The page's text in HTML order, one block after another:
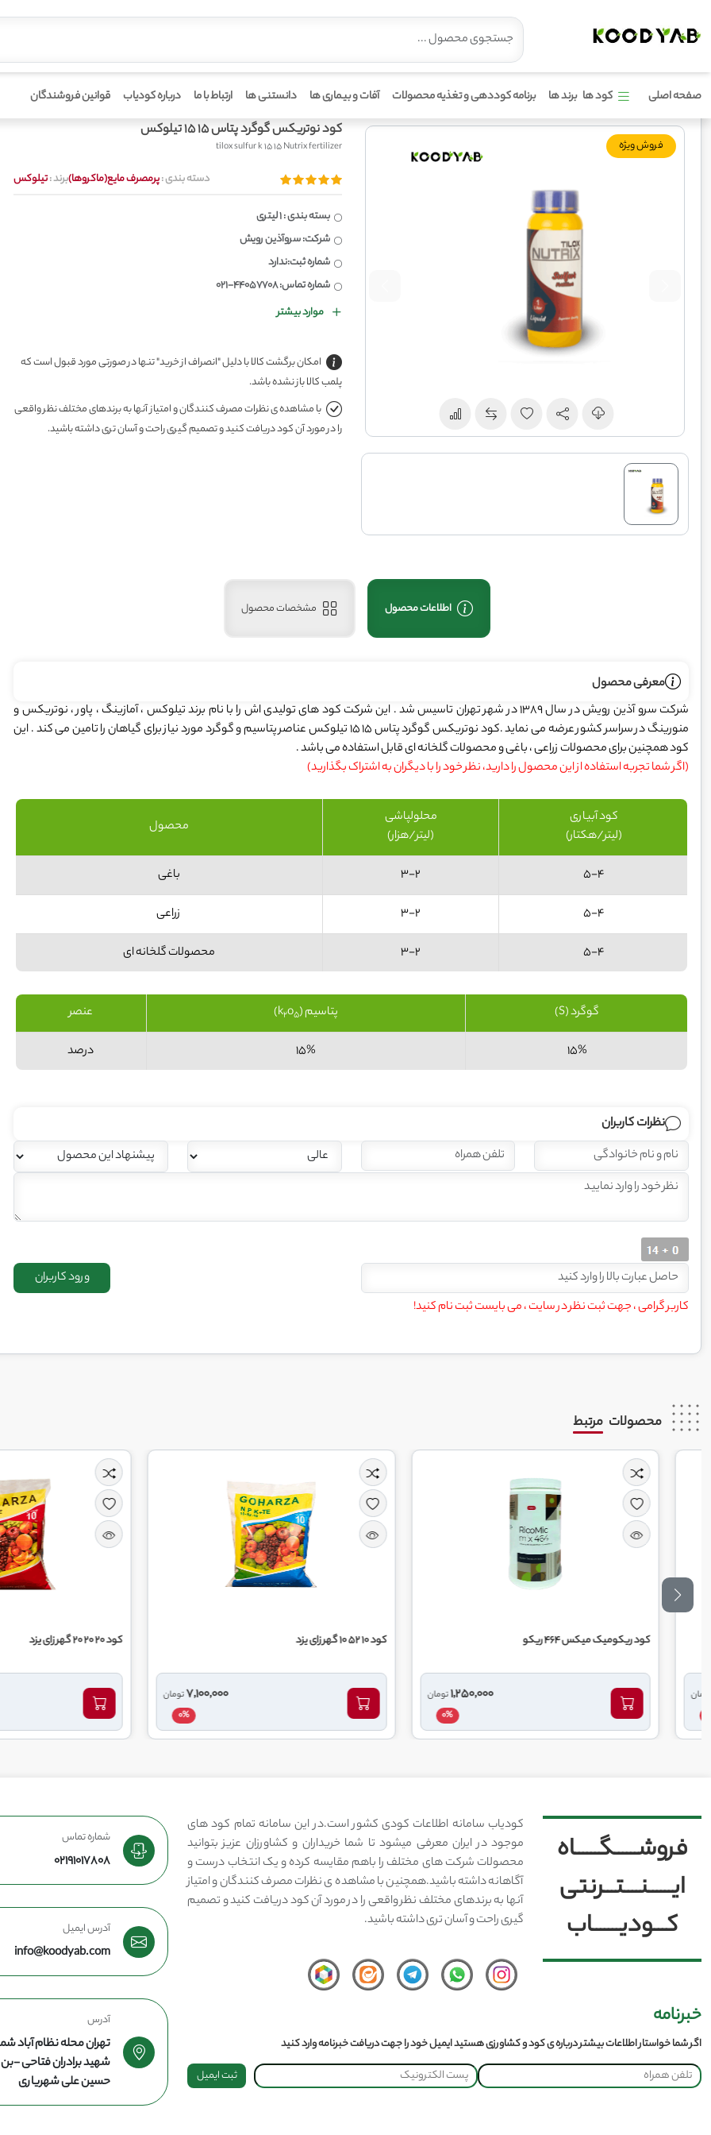
صفحه اصلی کود ها برند ها برنامه کوددهی و تغذیه محصولات آفات و بیماری ها دانستنی ها ارتباط با ما درباره کودیاب قوانین فروشندگان
فروش ویژه
کود نوتریکس گوگرد پتاس 15 15 تیلوکس
tilox sulfur k 15 15 Nutrix fertilizer
دسته بندی :پرمصرف مایع(ماکروها)برند :تیلوکس
بسته بندی : 1 لیتری
شرکت: سروآذین رویش
شماره ثبت:ندارد
شماره تماس: 44057708-021
موارد بیشتر
امکان برگشت کالا با دلیل "انصراف از خرید" تنها در صورتی مورد قبول است که
پلمب کالا باز نشده باشد.
با مشاهده ی نظرات مصرف کنندگان و امتیاز آنها به برندهای مختلف نظر واقعی
را در مورد آن کود دریافت کنید و تصمیم گیری راحت و آسان تری داشته باشید.
اطلاعات محصول مشخصات محصول
معرفی محصول
شرکت سرو آذین رویش در سال 1389 در شهر تهران تاسیس شد . این شرکت کود های تولیدی اش را با نام برند تیلوکس ، آمازینگ ، پاور ، نوتریکس و
منورینگ در سراسر کشور عرضه می نماید .کود نوتریکس گوگرد پتاس 15 15 تیلوکس عناصر پتاسیم و گوگرد مورد نیاز برای گیاهان را تامین می کند . این
کود همچنین برای محصولات زراعی ، باغی و محصولات گلخانه ای قابل استفاده می باشد .
(اگر شما تجربه استفاده از این محصول را دارید، نظر خود را با دیگران به اشتراک بگذارید)
محصول
محلولپاشی
(لیتر/هزار)
کود آبیاری
(لیتر/هکتار)
باغی 3-2 5-4
زراعی 3-2 5-4
محصولات گلخانه ای 3-2 5-4
عنصر پتاسیم (k 2o5
) گوگرد (S)
درصد 15% 15%
نظرات کاربران
کاربر گرامی ، جهت ثبت نظر در سایت ، می بایست ثبت نام کنید!
محصولات مرتبط
کود ریکومیک میکس 464 ریکو
1,250,000تومان
7,100,000تومان
فروشــــــگــــــاه
ایــــــنــــتـــرنتی
کـــودیـــــــاب
کودیاب سامانه اطلاعات کودی کشور است.در این سامانه تمام کود های
موجود در ایران معرفی میشود تا شما خریداران و کشاورزان عزیز بتوانید
محصولات شرکت های مختلف را باهم مقایسه کرده و یک انتخاب درست و
آگاهانه داشته باشید.همچنین با مشاهده ی نظرات مصرف کنندگان و امتیاز
آنها به برندهای مختلف نظر واقعی را در مورد آن کود دریافت کنید و تصمیم
گیری راحت و آسان تری داشته باشید.
خبرنامه
اگر شما خواستار اطلاعات بیشتر درباره ی کود و کشاورزی هستید ایمیل خود را جهت دریافت خبرنامه وارد کنید
ثبت ایمیل
شماره تماس
02191017808
آدرس ایمیل
info@koodyab.com
آدرس
تهران محله نظام آباد
شهید برادران فتاحی -
حسین علی شهریاری